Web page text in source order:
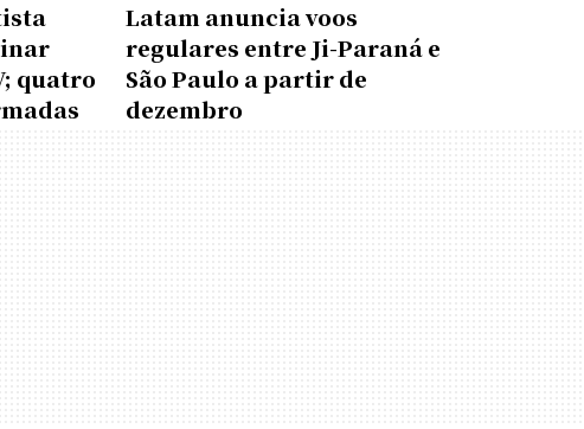
quatro
Latam anuncia voos
regulares entre Ji-Paraná e
São Paulo a partir de
dezembro